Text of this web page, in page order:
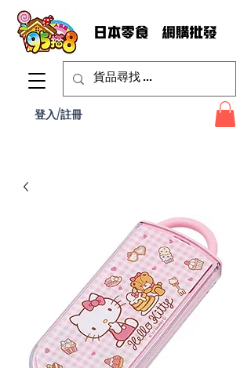
登入/註冊